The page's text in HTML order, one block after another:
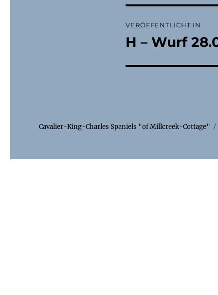
VERÖFFENTLICHT IN
H – Wurf
Cavalier-King-Charles Spaniels "of Millcreek-Cottage"